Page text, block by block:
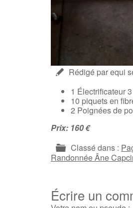
Rédigé par equi
1 Électrificateur
10 piquets en
2 Poignées de
Prix: 160 €
Classé dans :
Randonnée Âne
Écrire un